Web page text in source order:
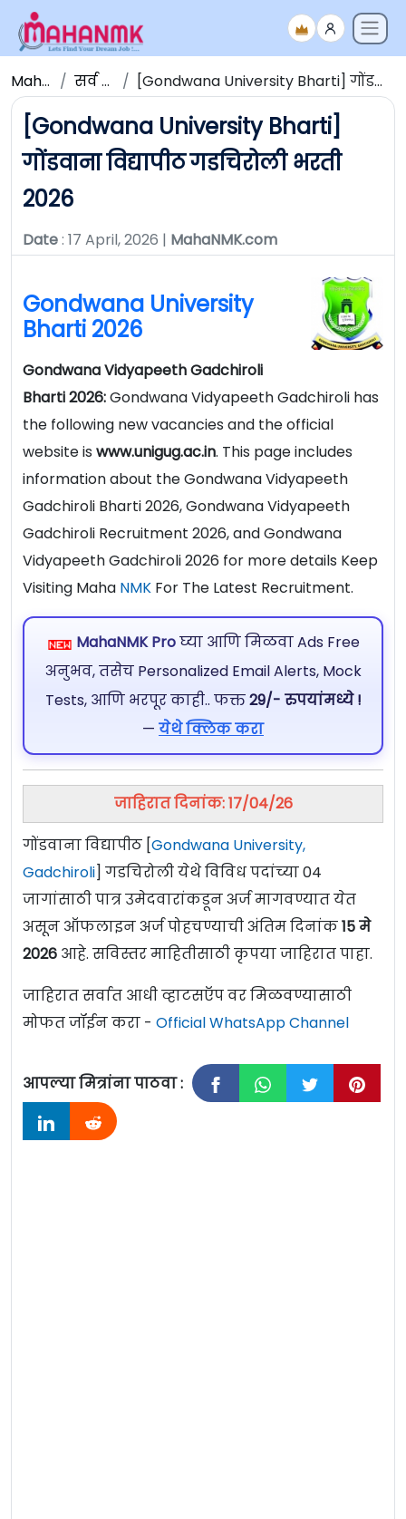
Maha NMK सर्व जाहिराती [Gondwana University Bharti] गोंडवाना विद्यापीठ गडचिरोली भरती 2026
[Gondwana University Bharti]
गोंडवाना विद्यापीठ गडचिरोली भरती
2026
Date: 17 April, 2026 | MahaNMK.com
Gondwana University
Bharti 2026
Gondwana Vidyapeeth Gadchiroli
Bharti 2026:Gondwana Vidyapeeth Gadchiroli has
the following new vacancies and the official
website is www.unigug.ac.in. This page includes
information about the Gondwana Vidyapeeth
Gadchiroli Bharti 2026, Gondwana Vidyapeeth
Gadchiroli Recruitment 2026, and Gondwana
Vidyapeeth Gadchiroli 2026 for more details Keep
Visiting Maha NMK For The Latest Recruitment.
MahaNMK Proघ्या आणि मिळवा Ads Free
अनुभव, तसेच Personalized Email Alerts, Mock
Tests, आणि भरपूर काही.. फक्त29/- रुपयांमध्ये !
— येथे क्लिक करा
जाहिरात दिनांक: 17/04/26
गोंडवाना विद्यापीठ [Gondwana University,
Gadchiroli] गडचिरोली येथे विविध पदांच्या 04
जागांसाठी पात्र उमेदवारांकडून अर्ज मागवण्यात येत
असून ऑफलाइन अर्ज पोहचण्याची अंतिम दिनांक15 मे
2026 आहे. सविस्तर माहितीसाठी कृपया जाहिरात पाहा.
जाहिरात सर्वात आधी व्हाटसऍप वर मिळवण्यासाठी
मोफत जॉईन करा - Official WhatsApp Channel
आपल्या मित्रांना पाठवा :